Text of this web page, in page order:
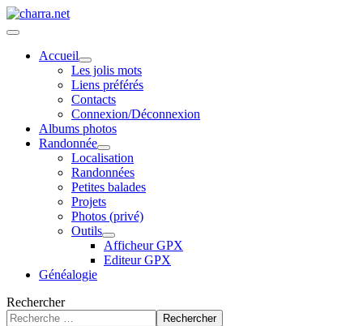
Accueil
Les jolis mots
Liens préférés
Contacts
Connexion/Déconnexion
Albums photos
Randonnée
Localisation
Randonnées
Petites balades
Projets
Photos (privé)
Outils
Afficheur GPX
Editeur GPX
Généalogie
Rechercher
Rechercher